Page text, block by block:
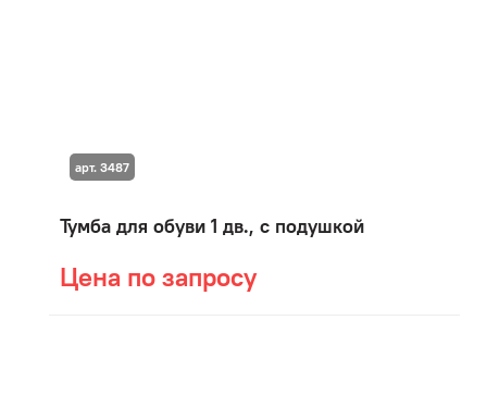
Тумба для обуви 1 дв., с подушкой
Цена по запросу
арт. 3487